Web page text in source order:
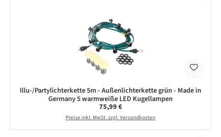
Illu-/Partylichterkette 5m - Außenlichterkette grün - Made in
Germany 5 warmweiße LED Kugellampen
Regulärer Preis:
75,99 €
Preise inkl. MwSt. zzgl. Versandkosten